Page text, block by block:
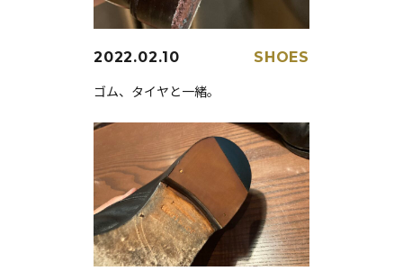
2022.02.10 SHOES
ゴム、タイヤと一緒。